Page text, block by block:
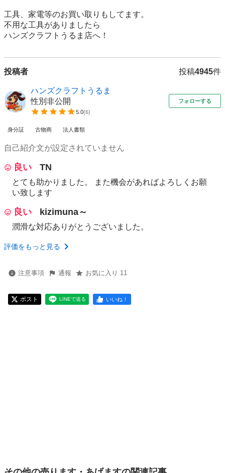
工具、家電等のお買い取りもしてます。
不用な工具がありましたら
ハンズクラフトうるま店へ！
投稿者 投稿4945件
ハンズクラフトうるま
性別非公開
5.0(6)
フォローする
身分証 古物商 法人書類
自己紹介文が設定されていません
良い TN
とても助かりました。 また機会があればよろしくお願
い致します
良い kizimuna～
潤滑な対応ありがとうございました。
評価をもっと見る
注意事項 通報 お気に入り 11
ポスト LINEで送る いいね！